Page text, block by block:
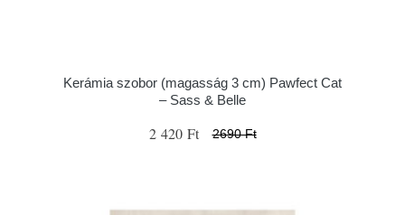
Kerámia szobor (magasság 3 cm) Pawfect Cat
– Sass & Belle
2 420 Ft 2690 Ft